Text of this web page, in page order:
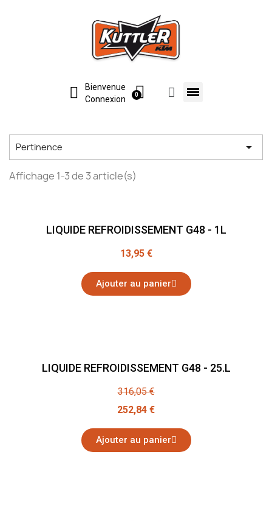
Bienvenue
Connexion
Pertinence 
Affichage 1-3 de 3 article(s)
LIQUIDE REFROIDISSEMENT G48 - 1L
13,95 €
Ajouter au panier
LIQUIDE REFROIDISSEMENT G48 - 25.L
316,05 €
252,84 €
Ajouter au panier